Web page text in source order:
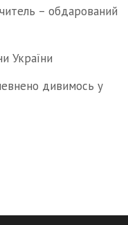
– обдарований
України
дивимось у